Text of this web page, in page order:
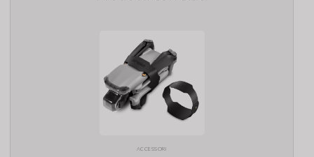
ACCESSORI